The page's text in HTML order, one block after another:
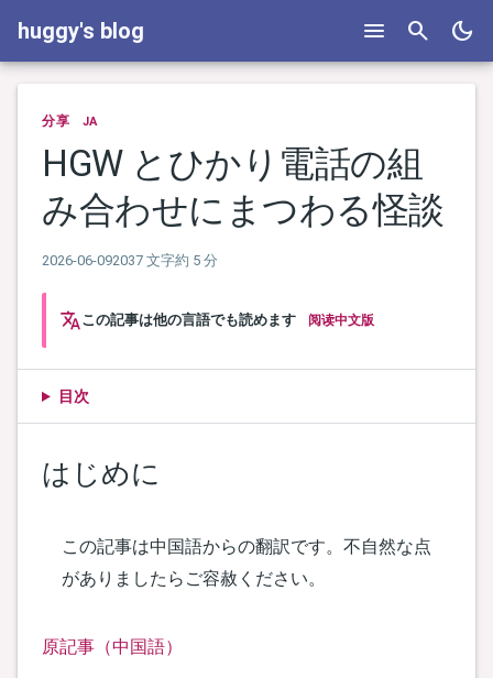
huggy's blog menu search dark_mode
分享 JA
HGW とひかり電話の組
み合わせにまつわる怪談
2026-06-092037 文字約 5 分
translateこの記事は他の言語でも読めます 阅读中文版
目次
はじめに
この記事は中国語からの翻訳です。不自然な点
がありましたらご容赦ください。
原記事（中国語）